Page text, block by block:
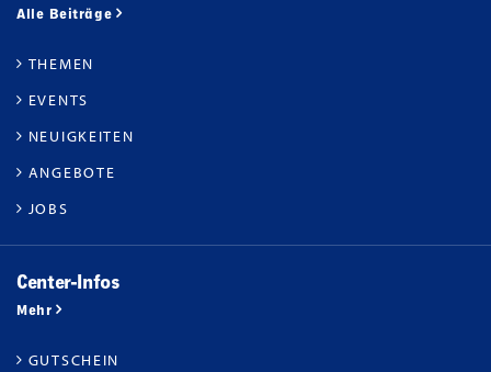
Alle Beiträge
THEMEN
EVENTS
NEUIGKEITEN
ANGEBOTE
JOBS
Center-Infos
Mehr
GUTSCHEIN